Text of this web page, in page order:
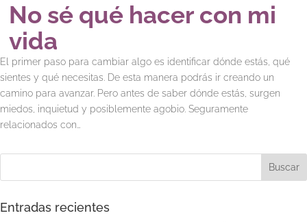
No sé qué hacer con mi
vida
El primer paso para cambiar algo es identificar dónde estás, qué
sientes y qué necesitas. De esta manera podrás ir creando un
camino para avanzar. Pero antes de saber dónde estás, surgen
miedos, inquietud y posiblemente agobio. Seguramente
relacionados con…
Entradas recientes